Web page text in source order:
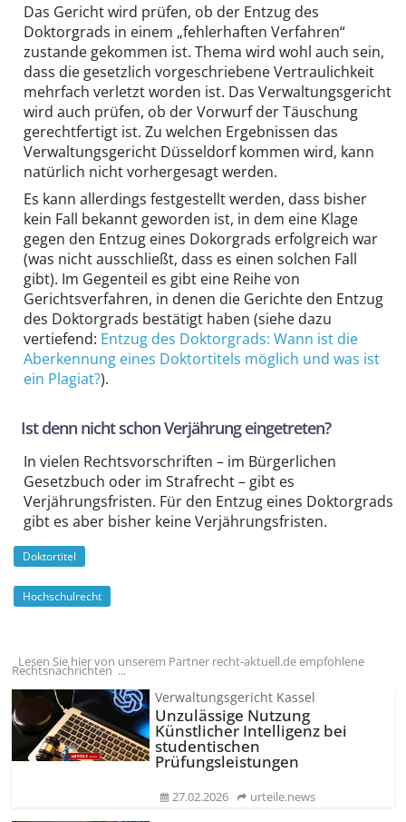
Das Gericht wird prüfen, ob der Entzug des
Doktorgrads in einem „fehlerhaften Verfahren“
zustande gekommen ist. Thema wird wohl auch sein,
dass die gesetzlich vorgeschriebene Vertraulichkeit
mehrfach verletzt worden ist. Das Verwaltungsgericht
wird auch prüfen, ob der Vorwurf der Täuschung
gerechtfertigt ist. Zu welchen Ergebnissen das
Verwaltungsgericht Düsseldorf kommen wird, kann
natürlich nicht vorhergesagt werden.
Es kann allerdings festgestellt werden, dass bisher
kein Fall bekannt geworden ist, in dem eine Klage
gegen den Entzug eines Dokorgrads erfolgreich war
(was nicht ausschließt, dass es einen solchen Fall
gibt). Im Gegenteil es gibt eine Reihe von
Gerichtsverfahren, in denen die Gerichte den Entzug
des Doktorgrads bestätigt haben (siehe dazu
vertiefend: Entzug des Doktorgrads: Wann ist die
Aberkennung eines Doktortitels möglich und was ist
ein Plagiat?).
Ist denn nicht schon Verjährung eingetreten?
In vielen Rechtsvorschriften – im Bürgerlichen
Gesetzbuch oder im Strafrecht – gibt es
Verjährungsfristen. Für den Entzug eines Doktorgrads
gibt es aber bisher keine Verjährungsfristen.
Doktortitel
Hochschulrecht
Lesen Sie hier von unserem Partner recht-aktuell.de empfohlene
Rechtsnachrichten ...
Verwaltungsgericht Kassel
Unzulässige Nutzung
Künstlicher Intelligenz bei
studentischen
Prüfungsleistungen
27.02.2026 urteile.news